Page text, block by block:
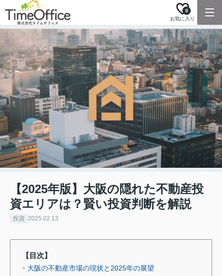
お気に入り
0
【2025年版】大阪の隠れた不動産投
資エリアは？賢い投資判断を解説
投資 2025.02.13
【目次】
・大阪の不動産市場の現状と2025年の展望